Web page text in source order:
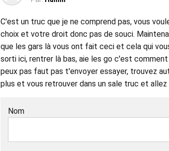
C'est un truc que je ne comprend pas, vous
choix et votre droit donc pas de souci.
que les gars là vous ont fait ceci et cela qui
sorti ici, rentrer là bas, aie les go c'est
peux pas faut pas t'envoyer essayer, trouvez
plus et vous retrouver dans un sale truc et allez
Nom